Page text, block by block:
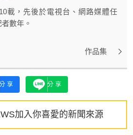
載，先後於電視台、網路媒體任
數年。
作品集
享 分享
加入你喜愛的新聞來源